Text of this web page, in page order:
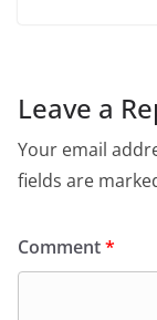
Leave a
Your email
fields are
Comment*